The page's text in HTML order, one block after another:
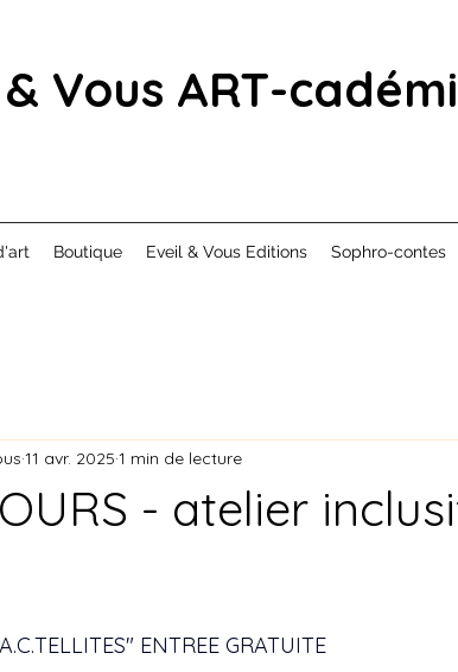
Vous ART-
Boutique Eveil & Vous Editions Sophro-contes
- atelier
11 avr. 2025 1 min de lecture
ENTREE GRATUITE